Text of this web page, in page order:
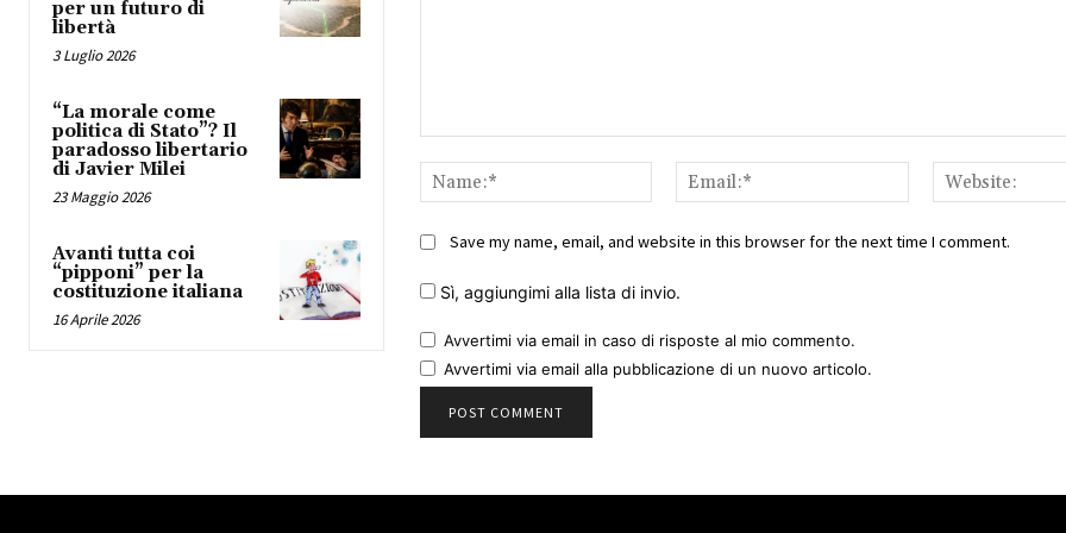
per un futuro di
libertà
3 Luglio 2026
“La morale come
politica di Stato”? Il
paradosso libertario
di Javier Milei
23 Maggio 2026
Avanti tutta coi
“pipponi” per la
costituzione italiana
16 Aprile 2026
Name:*
Email:*
Save my name, email, and website in this browser for the next time I comment.
Sì, aggiungimi alla lista di invio.
Avvertimi via email in caso di risposte al mio commento.
Avvertimi via email alla pubblicazione di un nuovo articolo.